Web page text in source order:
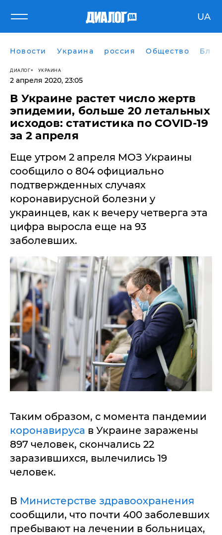
UA
Новости Украина россия Общество
ДИАЛОГ УКРАИНА
2 апреля 2020, 23:05
В Украине растет число жертв
эпидемии, больше 20 летальных
исходов: статистика по COVID-19
за 2 апреля
Еще утром 2 апреля МОЗ Украины
сообщило о 804 официально
подтвержденных случаях
коронавирусной болезни у
украинцев, как к вечеру четверга эта
цифра выросла еще на 93
заболевших.
Таким образом, с момента пандемии
коронавируса в Украине заражены
897 человек, скончались 22
заразившихся, вылечились 19
человек.
В Министерстве здравоохранения
сообщили, что почти 400 заболевших
пребывают на лечении в больницах,